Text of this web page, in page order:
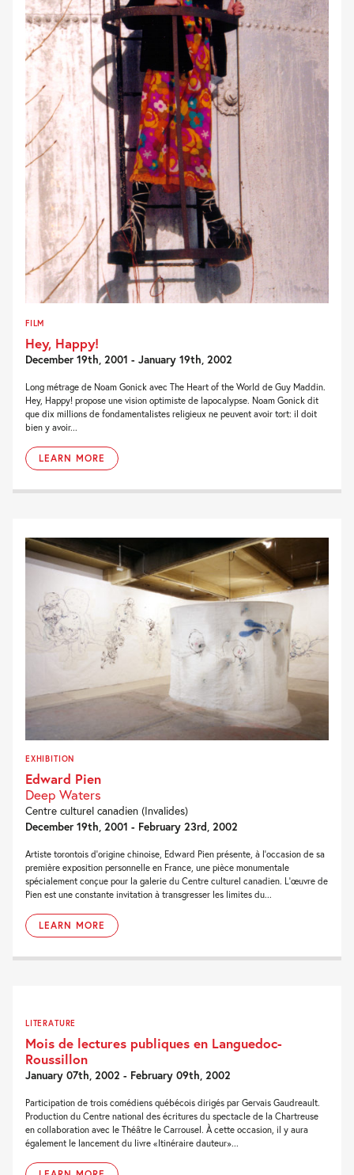
FILM
Hey, Happy!
December 19th, 2001 - January 19th, 2002
Long métrage de Noam Gonick avec The Heart of the World de Guy Maddin.
Hey, Happy! propose une vision optimiste de lapocalypse. Noam Gonick dit
que dix millions de fondamentalistes religieux ne peuvent avoir tort: il doit
bien y avoir...
LEARN MORE
EXHIBITION
Edward Pien
Deep Waters
Centre culturel canadien (Invalides)
December 19th, 2001 - February 23rd, 2002
Artiste torontois d'origine chinoise, Edward Pien présente, à l'occasion de sa
première exposition personnelle en France, une pièce monumentale
spécialement conçue pour la galerie du Centre culturel canadien. L'œuvre de
Pien est une constante invitation à transgresser les limites du...
LEARN MORE
LITERATURE
Mois de lectures publiques en Languedoc-
Roussillon
January 07th, 2002 - February 09th, 2002
Participation de trois comédiens québécois dirigés par Gervais Gaudreault.
Production du Centre national des écritures du spectacle de la Chartreuse
en collaboration avec le Théâtre le Carrousel. À cette occasion, il y aura
également le lancement du livre «Itinéraire dauteur»...